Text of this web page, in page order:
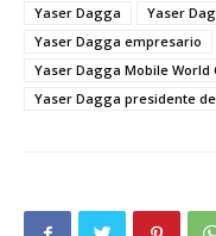
Yaser Dagga
Yaser
Yaser Dagga empresario
Yaser Dagga Mobile World
Yaser Dagga presidente de